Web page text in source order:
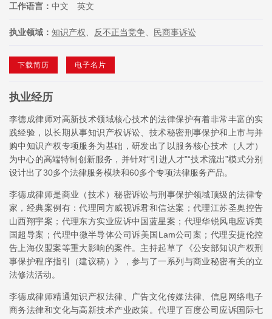
工作语言： 中文 英文
执业领域： 知识产权 反不正当竞争 民商事诉讼
下载简历 电子名片
执业经历
李德成律师对高新技术领域核心技术的法律保护有着非常丰富的实
践经验，以长期从事知识产权诉讼、技术秘密刑事保护和上市与并
购中知识产权专项服务为基础，研发出了以服务核心技术（人才）
为中心的高端特制创新服务，并针对“引进人才”“技术流出”模式分别
设计出了30多个法律服务模块和60多个专项法律服务产品。
李德成律师是商业（技术）秘密诉讼与刑事保护领域顶级的法律专
家，经典案例有：代理同方威视诉君和信达案；代理江苏圣奥控告
山西翔宇案；代理东方实业应诉中国蓝星案；代理华锐风电应诉美
国超导案；代理中微半导体公司诉美国Lam公司案；代理安捷伦控
告上海仪盟案等重大影响的案件。主持起草了《公安部知识产权刑
事保护程序指引（建议稿）》，参与了一系列与商业秘密有关的立
法修法活动。
李德成律师精通知识产权法律、广告文化传媒法律、信息网络电子
商务法律和文化与高新技术产业政策。代理了百度公司应诉国际七